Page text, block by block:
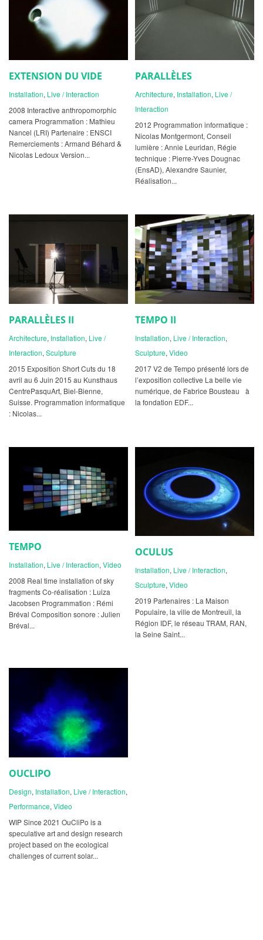
EXTENSION DU VIDE
Installation, Live / Interaction
2008 Interactive anthropomorphic
camera Programmation : Mathieu
Nancel (LRI) Partenaire : ENSCI
Remerciements : Armand Béhard &
Nicolas Ledoux Version...
PARALLÈLES
Architecture, Installation, Live /
Interaction
2012 Programmation informatique :
Nicolas Montgermont, Conseil
lumière : Annie Leuridan, Régie
technique : Pierre-Yves Dougnac
(EnsAD), Alexandre Saunier,
Réalisation...
PARALLÈLES II
Architecture, Installation, Live /
Interaction,Sculpture
2015 Exposition Short Cuts du 18
avril au 6 Juin 2015 au Kunsthaus
CentrePasquArt, Biel-Bienne,
Suisse. Programmation informatique
: Nicolas...
TEMPO II
Installation, Live / Interaction,
Sculpture,Video
2017 V2 de Tempo présenté lors de
l’exposition collective La belle vie
numérique, de Fabrice Bousteau à
la fondation EDF...
TEMPO
Installation, Live / Interaction,Video
2008 Real time installation of sky
fragments Co-réalisation : Luiza
Jacobsen Programmation : Rémi
Bréval Composition sonore : Julien
Bréval...
OCULUS
Installation, Live / Interaction,
Sculpture,Video
2019 Partenaires : La Maison
Populaire, la ville de Montreuil, la
Région IDF, le réseau TRAM, RAN,
la Seine Saint...
OUCLIPO
Design, Installation, Live / Interaction,
Performance,Video
WIP Since 2021 OuCliPo is a
speculative art and design research
project based on the ecological
challenges of current solar...